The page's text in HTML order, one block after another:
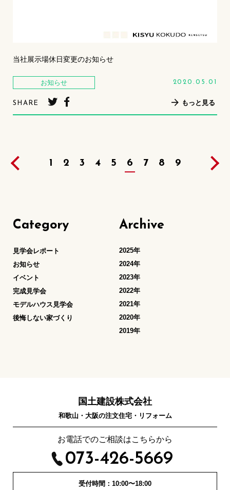
当社展示場休日変更のお知らせ
お知らせ 2020.05.01
SHARE もっと見る
1 2 3 4 5 6 7 8 9
Category
見学会レポート
お知らせ
イベント
完成見学会
モデルハウス見学会
後悔しない家づくり
Archive
2025年
2024年
2023年
2022年
2021年
2020年
2019年
国土建設株式会社
和歌山・大阪の注文住宅・リフォーム
お電話でのご相談はこちらから
073-426-5669
受付時間：10:00〜18:00